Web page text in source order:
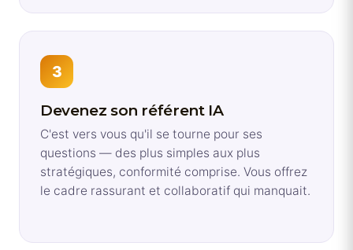
3
Devenez son référent IA
C'est vers vous qu'il se tourne pour ses
questions — des plus simples aux plus
stratégiques, conformité comprise. Vous offrez
le cadre rassurant et collaboratif qui manquait.